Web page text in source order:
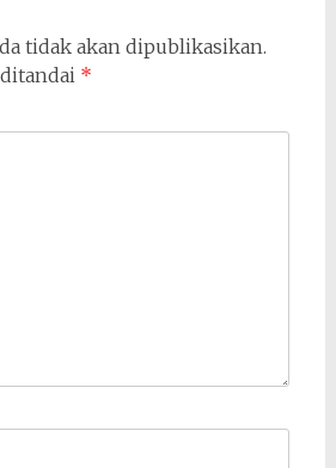
tidak akan dipublikasikan.
*